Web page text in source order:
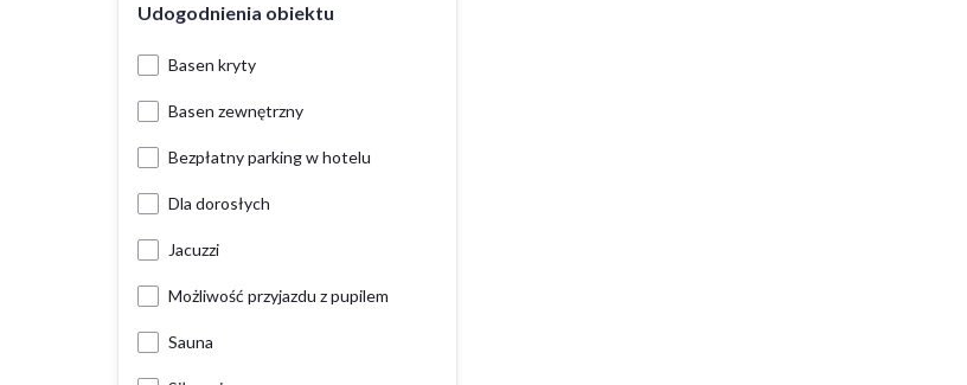
Udogodnienia obiektu
Basen kryty
Basen zewnętrzny
Bezpłatny parking w hotelu
Dla dorosłych
Jacuzzi
Możliwość przyjazdu z pupilem
Sauna